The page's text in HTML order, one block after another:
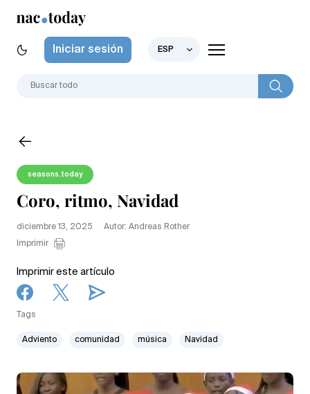
Iniciar sesión ESP
seasons.today
Coro, ritmo, Navidad
diciembre 13, 2025
Autor: Andreas Rother
Imprimir
Imprimir este artículo
Tags
Adviento comunidad música Navidad